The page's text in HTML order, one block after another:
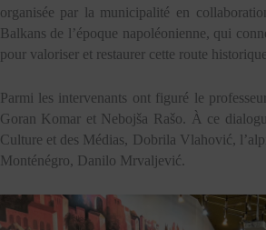
organisée par la municipalité en
Balkans de l’époque napoléonienne, qui
pour valoriser et restaurer cette route
Parmi les intervenants ont figuré le
Goran Komar et Nebojša Rašo. À ce
Culture et des Médias, Dobrila Vlahović,
Monténégro, Danilo Mrvaljević.